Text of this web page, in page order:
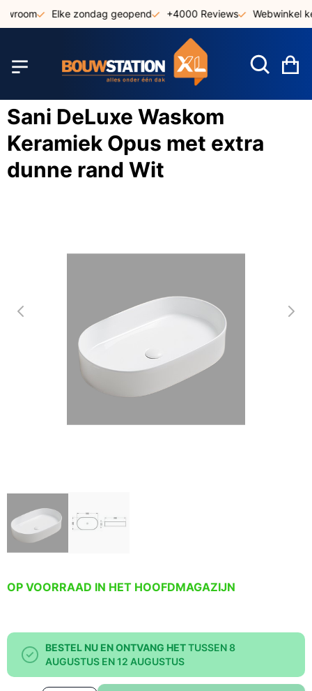
naar
Elke zondag geopend +4000 Reviews Webwinkel
Sani DeLuxe Waskom
Keramiek Opus met extra
dunne rand Wit
OP VOORRAAD IN HET HOOFDMAGAZIJN
BESTEL NU EN ONTVANG HETTUSSEN 8
AUGUSTUS EN 12 AUGUSTUS